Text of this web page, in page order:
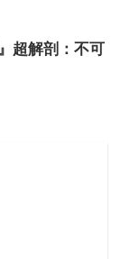
超解剖：不可